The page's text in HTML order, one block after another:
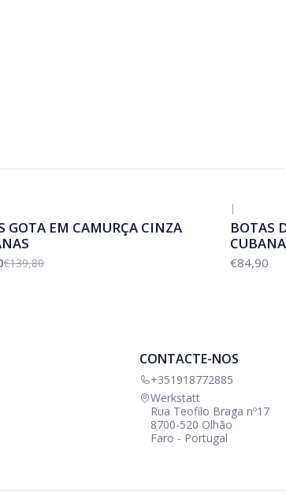
GOTA EM CAMURÇA CINZA
€139,80
|
BOTAS
€84,90
CONTACTE-NOS
+351918772885
Werkstatt
Rua Teofilo Braga nº17
8700-520 Olhão
Faro - Portugal